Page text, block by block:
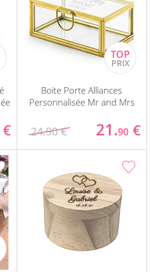
€
Boite Porte Alliances
Personnalisée Mr and Mrs
24.90 € 21.90 €